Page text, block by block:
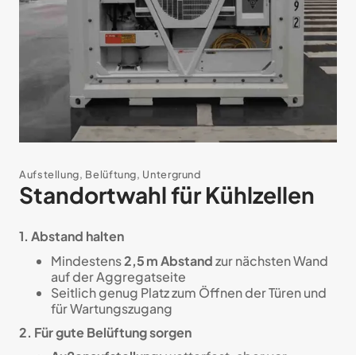
Aufstellung, Belüftung, Untergrund
Standortwahl für Kühlzellen
1. Abstand halten
Mindestens2,5 m Abstandzur nächsten Wand
auf der Aggregatseite
Seitlich genug Platz zum Öffnen der Türen und
für Wartungszugang
2. Für gute Belüftung sorgen